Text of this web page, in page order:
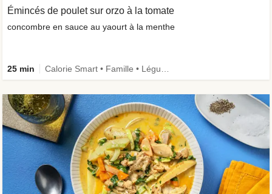
Émincés de poulet sur orzo à la tomate
concombre en sauce au yaourt à la menthe
25 min